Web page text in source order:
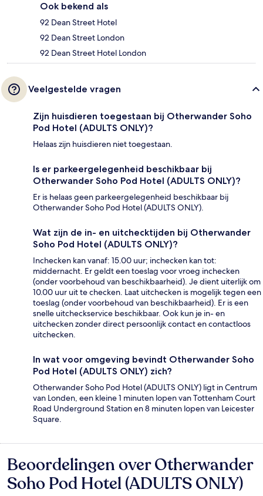
Ook bekend als
92 Dean Street Hotel
92 Dean Street London
92 Dean Street Hotel London
Veelgestelde vragen
Zijn huisdieren toegestaan bij Otherwander Soho
Pod Hotel (ADULTS ONLY)?
Helaas zijn huisdieren niet toegestaan.
Is er parkeergelegenheid beschikbaar bij
Otherwander Soho Pod Hotel (ADULTS ONLY)?
Er is helaas geen parkeergelegenheid beschikbaar bij
Otherwander Soho Pod Hotel (ADULTS ONLY).
Wat zijn de in- en uitchecktijden bij Otherwander
Soho Pod Hotel (ADULTS ONLY)?
Inchecken kan vanaf: 15.00 uur; inchecken kan tot:
middernacht. Er geldt een toeslag voor vroeg inchecken
(onder voorbehoud van beschikbaarheid). Je dient uiterlijk om
10.00 uur uit te checken. Laat uitchecken is mogelijk tegen een
toeslag (onder voorbehoud van beschikbaarheid). Er is een
snelle uitcheckservice beschikbaar. Ook kun je in- en
uitchecken zonder direct persoonlijk contact en contactloos
uitchecken.
In wat voor omgeving bevindt Otherwander Soho
Pod Hotel (ADULTS ONLY) zich?
Otherwander Soho Pod Hotel (ADULTS ONLY) ligt in Centrum
van Londen, een kleine 1 minuten lopen van Tottenham Court
Road Underground Station en 8 minuten lopen van Leicester
Square.
Beoordelingen
Beoordelingen over Otherwander
Soho Pod Hotel (ADULTS ONLY)